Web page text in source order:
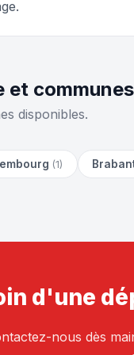
et
disponibles.
(1)
d'une
nous dès